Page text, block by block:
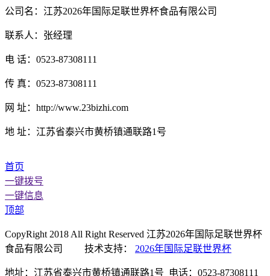
公司名：江苏2026年国际足联世界杯食品有限公司
联系人：张经理
电 话：0523-87308111
传 真：0523-87308111
网 址：http://www.23bizhi.com
地 址：江苏省泰兴市黄桥镇通联路1号
首页
一键拨号
一键信息
顶部
CopyRight 2018 All Right Reserved 江苏2026年国际足联世界杯
食品有限公司 技术支持： 2026年国际足联世界杯
地址：江苏省泰兴市黄桥镇通联路1号 电话：0523-87308111